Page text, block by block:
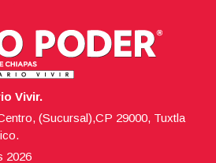
Vivir.
(Sucursal),CP 29000, Tuxtla
2026